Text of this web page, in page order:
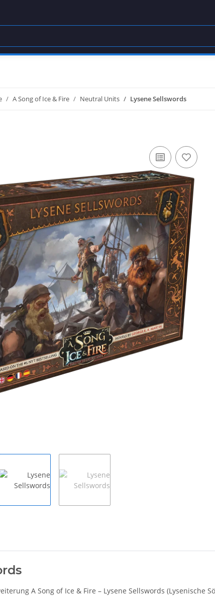
A Song of Ice & Fire Neutral Units Lysene Sellswords
A Song of Ice & Fire – Lysene Sellswords